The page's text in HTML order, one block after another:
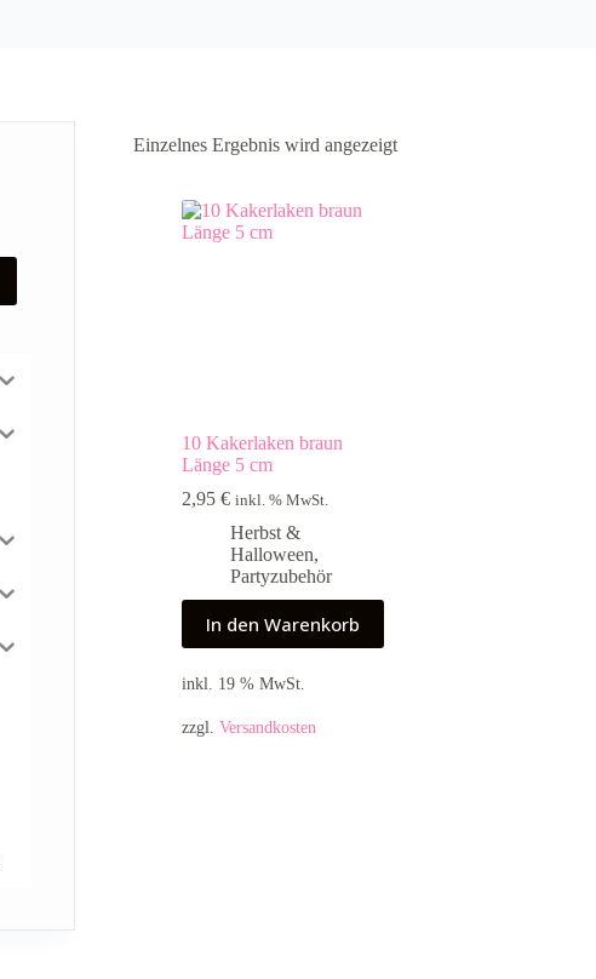
Einzelnes Ergebnis wird angezeigt
10 Kakerlaken braun
Länge 5 cm
2,95€ inkl. % MwSt.
Herbst &
Halloween,
Partyzubehör
In den Warenkorb
inkl. 19 % MwSt.
zzgl.Versandkosten